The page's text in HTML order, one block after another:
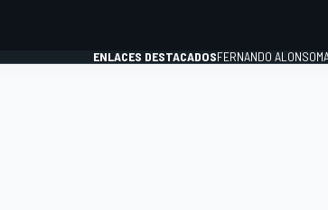
ENLACES DESTACADOSFERNANDO ALONSO